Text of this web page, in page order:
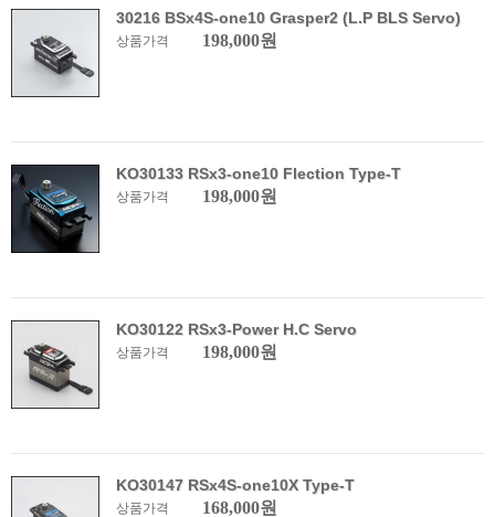
30216 BSx4S-one10 Grasper2 (L.P BLS Servo)
상품가격 198,000원
KO30133 RSx3-one10 Flection Type-T
상품가격 198,000원
KO30122 RSx3-Power H.C Servo
상품가격 198,000원
KO30147 RSx4S-one10X Type-T
상품가격 168,000원